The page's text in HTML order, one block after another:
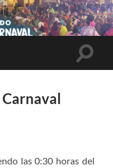
las 0:30 horas del